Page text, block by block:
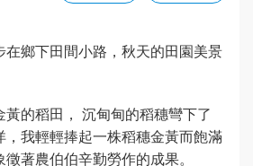
在鄉下田間小路，秋天的田園美景
的稻田， 沉甸甸的稻穗彎下了
，我輕輕捧起一株稻穗金黃而飽滿
著農伯伯辛勤勞作的成果。